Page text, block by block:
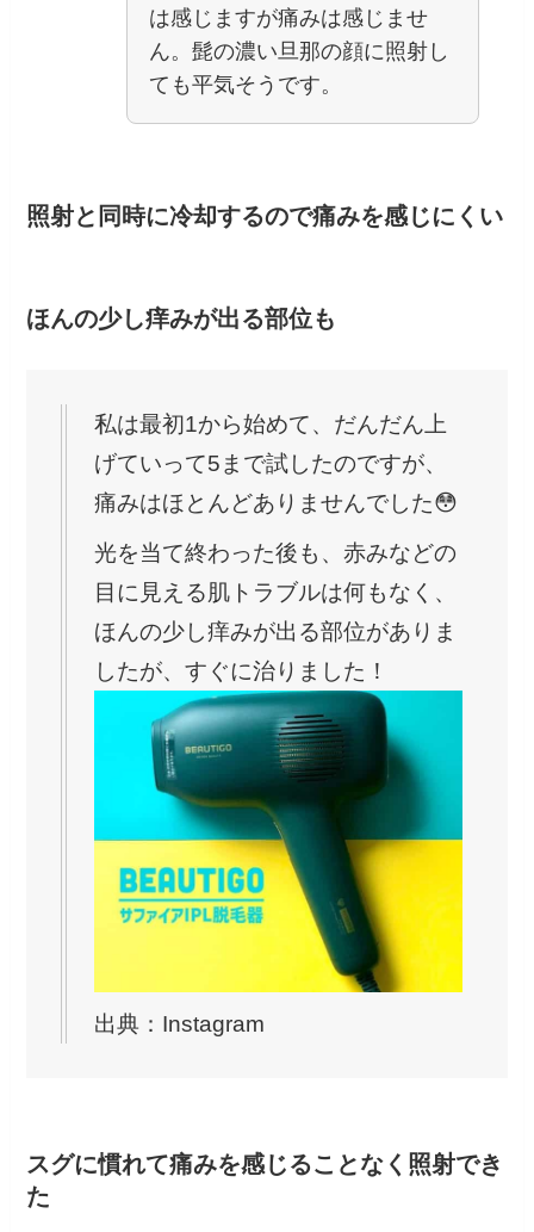
は感じますが痛みは感じませ
ん。髭の濃い旦那の顔に照射し
ても平気そうです。
照射と同時に冷却するので痛みを感じにくい
ほんの少し痒みが出る部位も
私は最初1から始めて、だんだん上
げていって5まで試したのですが、
痛みはほとんどありませんでした😳
光を当て終わった後も、赤みなどの
目に見える肌トラブルは何もなく、
ほんの少し痒みが出る部位がありま
したが、すぐに治りました！
出典：Instagram
スグに慣れて痛みを感じることなく照射でき
た